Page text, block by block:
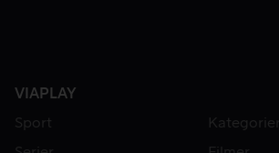
VIAPLAY
Sport
Kategorier